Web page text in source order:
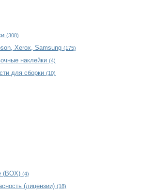
(308)
Xerox, Samsung (175)
наклейки (4)
для сборки (10)
(BOX) (4)
(лицензии) (18)